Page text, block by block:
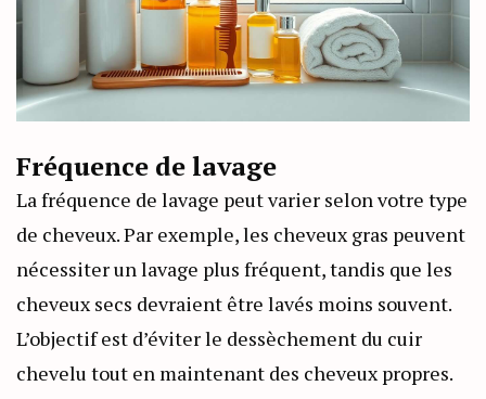
Fréquence de lavage
La fréquence de lavage peut varier selon votre type
de cheveux. Par exemple, les cheveux gras peuvent
nécessiter un lavage plus fréquent, tandis que les
cheveux secs devraient être lavés moins souvent.
L’objectif est d’éviter le dessèchement du cuir
chevelu tout en maintenant des cheveux propres.